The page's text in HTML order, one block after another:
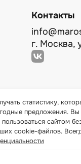
Контакты
г. Москва,
статистику,
предложения.
сайтом
cookie-файлов.